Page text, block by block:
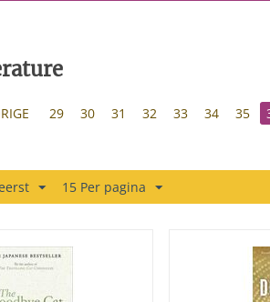
29 30 31 32 33 34 35
15 Per pagina